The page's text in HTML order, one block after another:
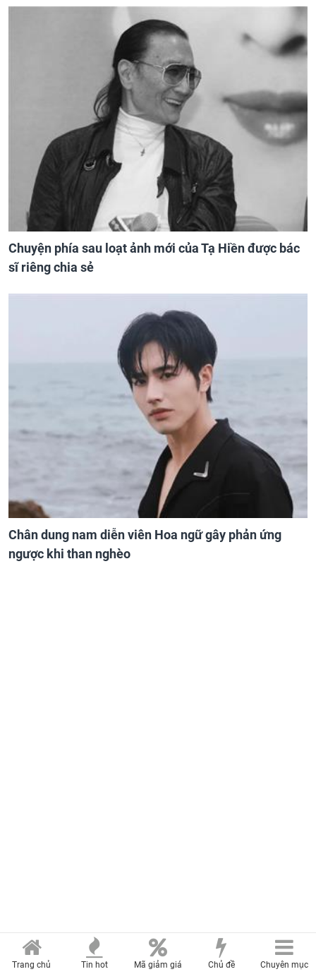
Chuyện phía sau loạt ảnh mới của Tạ Hiền được bác
sĩ riêng chia sẻ
Chân dung nam diễn viên Hoa ngữ gây phản ứng
ngược khi than nghèo
Trang chủ Tin hot Mã giảm giá Chủ đề Chuyên mục